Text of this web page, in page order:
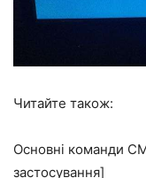
Читайте також:
Основні команди
застосування]